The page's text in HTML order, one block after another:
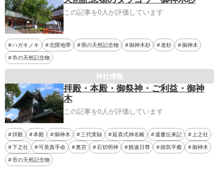
この記事を0人が評価しています
ハガキノキ 北限地帯 県の天然記念物 御神木杉 老杉 御神木
市の天然記念物
神社情報
拝殿・本殿・御祭神・ご利益・御神
木
この記事を0人が評価しています
拝殿 本殿 御神木 三代実録 延喜式神名帳 遺書伝来記 上之社
下之社 可美真手命 奥宮 石切明神 饒速日尊 病気平癒 御神木
市の天然記念物